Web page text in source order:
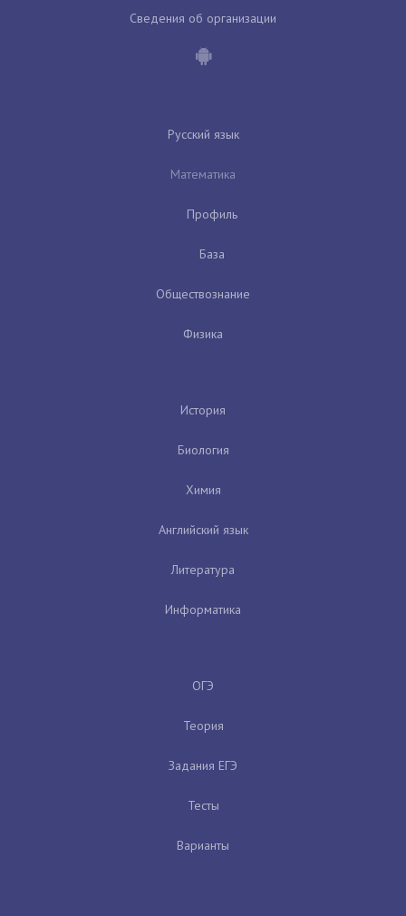
Сведения об организации
Русский язык
Математика
Профиль
База
Обществознание
Физика
История
Биология
Химия
Английский язык
Литература
Информатика
ОГЭ
Теория
Задания ЕГЭ
Тесты
Варианты